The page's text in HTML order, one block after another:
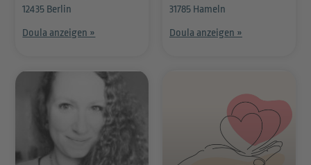
12435 Berlin
Doula anzeigen »
31785 Hameln
Doula anzeigen »